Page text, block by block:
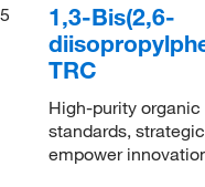
5
1,3-Bis(2,6-
TRC
High-purity
standards,
empower